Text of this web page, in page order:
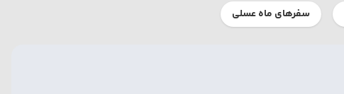
سفرهای ماه عسلی